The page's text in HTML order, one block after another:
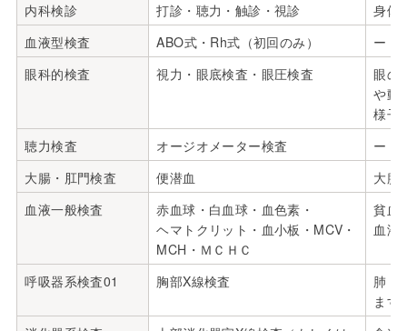
内科検診
打診・聴力・触診・視診
身体
血液型検査
ABO式・Rh式（初回のみ）
ー
眼科的検査
視力・眼底検査・眼圧検査
眼の
や動
様子
聴力検査
オージオメーター検査
ー
大腸・肛門検査
便潜血
大腸
血液一般検査
赤血球・白血球・血色素・
ヘマトクリット・血小板・MCV・
MCH・ＭＣＨＣ
貧血
血液
呼吸器系検査01 胸部X線検査
肺・
ます